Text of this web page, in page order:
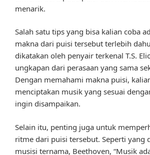
menarik.
Salah satu tips yang bisa kalian coba
makna dari puisi tersebut terlebih
dikatakan oleh penyair terkenal T.S.
ungkapan dari perasaan yang sama
Dengan memahami makna puisi,
menciptakan musik yang sesuai
ingin disampaikan.
Selain itu, penting juga untuk
ritme dari puisi tersebut. Seperti yang
musisi ternama, Beethoven, “Musik